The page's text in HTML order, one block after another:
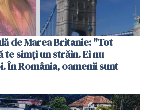
de Marea Britanie: "Tot
te simți un străin. Ei nu
În România, oamenii sunt